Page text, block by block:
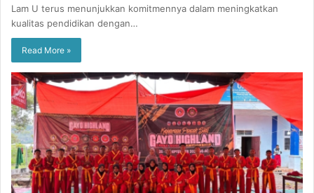
Lam U terus menunjukkan komitmennya dalam meningkatkan
kualitas pendidikan dengan…
Read More »